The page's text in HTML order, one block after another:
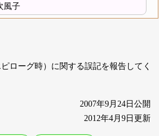
風子
ローグ時）に関する誤記を報告してく
2007年9月24日公開
2012年4月9日更新